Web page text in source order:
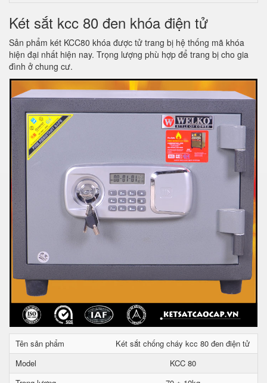
Két sắt kcc 80 đen khóa điện tử
Sản phẩm két KCC80 khóa được tử trang bị hệ thống mã khóa
hiện đại nhất hiện nay. Trọng lượng phù hợp để trang bị cho gia
đình ở chung cư.
Tên sản phẩm
Két sắt chống cháy kcc 80 đen điện tử
Model
KCC 80